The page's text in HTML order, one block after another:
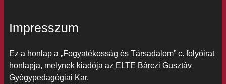
Impresszum
Ez a honlap a „Fogyatékosság és Társadalom” c. folyóirat
honlapja, melynek kiadója az ELTE Bárczi Gusztáv
Gyógypedagógiai Kar.